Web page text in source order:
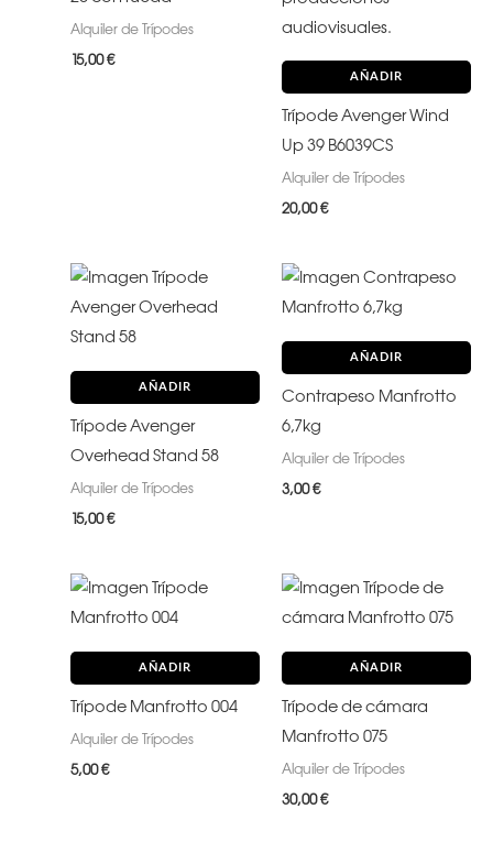
Alquiler de Trípodes
15,00€
AÑADIR
Trípode Avenger Wind
Up 39 B6039CS
Alquiler de Trípodes
20,00€
AÑADIR
Trípode Avenger
Overhead Stand 58
Alquiler de Trípodes
15,00€
AÑADIR
Contrapeso Manfrotto
6,7kg
Alquiler de Trípodes
3,00€
AÑADIR
Trípode Manfrotto 004
Alquiler de Trípodes
5,00€
AÑADIR
Trípode de cámara
Manfrotto 075
Alquiler de Trípodes
30,00€